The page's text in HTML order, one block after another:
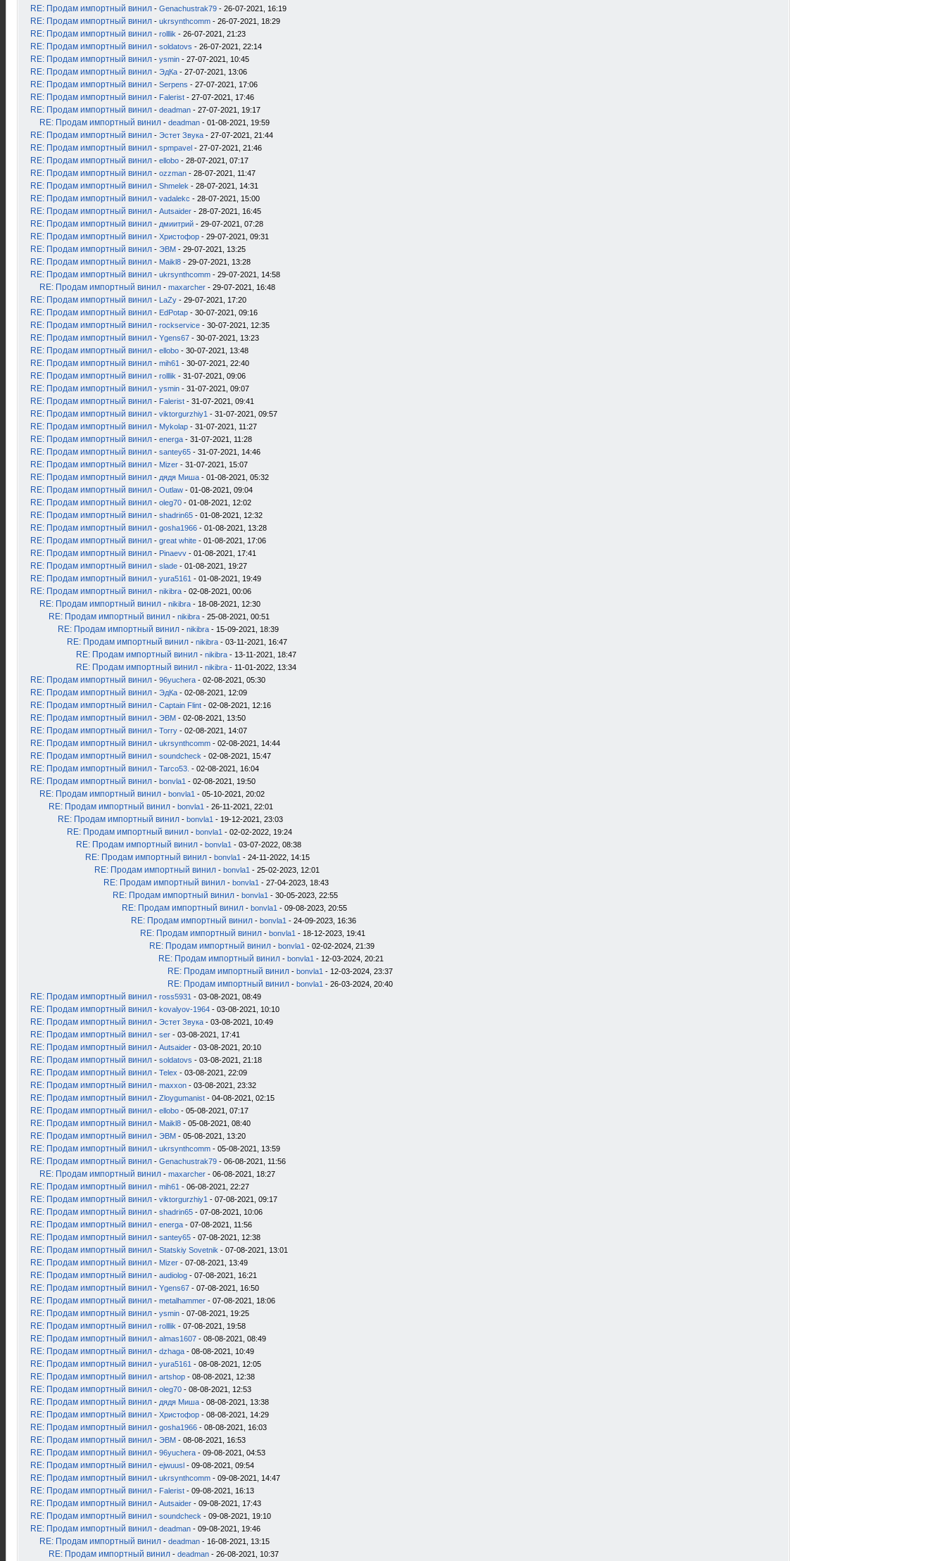
RE: Продам импортный винил - Genachustrak79 - 26-07-2021, 16:19
RE: Продам импортный винил - ukrsynthcomm - 26-07-2021, 18:29
RE: Продам импортный винил - rolllik - 26-07-2021, 21:23
RE: Продам импортный винил - soldatovs - 26-07-2021, 22:14
RE: Продам импортный винил - ysmin - 27-07-2021, 10:45
RE: Продам импортный винил - ЭдКа - 27-07-2021, 13:06
RE: Продам импортный винил - Serpens - 27-07-2021, 17:06
RE: Продам импортный винил - Falerist - 27-07-2021, 17:46
RE: Продам импортный винил - deadman - 27-07-2021, 19:17
RE: Продам импортный винил - deadman - 01-08-2021, 19:59
RE: Продам импортный винил - Эстет Звука - 27-07-2021, 21:44
RE: Продам импортный винил - spmpavel - 27-07-2021, 21:46
RE: Продам импортный винил - ellobo - 28-07-2021, 07:17
RE: Продам импортный винил - ozzman - 28-07-2021, 11:47
RE: Продам импортный винил - Shmelek - 28-07-2021, 14:31
RE: Продам импортный винил - vadalekc - 28-07-2021, 15:00
RE: Продам импортный винил - Autsaider - 28-07-2021, 16:45
RE: Продам импортный винил - дмиитрий - 29-07-2021, 07:28
RE: Продам импортный винил - Христофор - 29-07-2021, 09:31
RE: Продам импортный винил - ЭВМ - 29-07-2021, 13:25
RE: Продам импортный винил - Maikl8 - 29-07-2021, 13:28
RE: Продам импортный винил - ukrsynthcomm - 29-07-2021, 14:58
RE: Продам импортный винил - maxarcher - 29-07-2021, 16:48
RE: Продам импортный винил - LaZy - 29-07-2021, 17:20
RE: Продам импортный винил - EdPotap - 30-07-2021, 09:16
RE: Продам импортный винил - rockservice - 30-07-2021, 12:35
RE: Продам импортный винил - Ygens67 - 30-07-2021, 13:23
RE: Продам импортный винил - ellobo - 30-07-2021, 13:48
RE: Продам импортный винил - mih61 - 30-07-2021, 22:40
RE: Продам импортный винил - rolllik - 31-07-2021, 09:06
RE: Продам импортный винил - ysmin - 31-07-2021, 09:07
RE: Продам импортный винил - Falerist - 31-07-2021, 09:41
RE: Продам импортный винил - viktorgurzhiy1 - 31-07-2021, 09:57
RE: Продам импортный винил - Mykolap - 31-07-2021, 11:27
RE: Продам импортный винил - energa - 31-07-2021, 11:28
RE: Продам импортный винил - santey65 - 31-07-2021, 14:46
RE: Продам импортный винил - Mizer - 31-07-2021, 15:07
RE: Продам импортный винил - дядя Миша - 01-08-2021, 05:32
RE: Продам импортный винил - Outlaw - 01-08-2021, 09:04
RE: Продам импортный винил - oleg70 - 01-08-2021, 12:02
RE: Продам импортный винил - shadrin65 - 01-08-2021, 12:32
RE: Продам импортный винил - gosha1966 - 01-08-2021, 13:28
RE: Продам импортный винил - great white - 01-08-2021, 17:06
RE: Продам импортный винил - Pinaevv - 01-08-2021, 17:41
RE: Продам импортный винил - slade - 01-08-2021, 19:27
RE: Продам импортный винил - yura5161 - 01-08-2021, 19:49
RE: Продам импортный винил - nikibra - 02-08-2021, 00:06
RE: Продам импортный винил - nikibra - 18-08-2021, 12:30
RE: Продам импортный винил - nikibra - 25-08-2021, 00:51
RE: Продам импортный винил - nikibra - 15-09-2021, 18:39
RE: Продам импортный винил - nikibra - 03-11-2021, 16:47
RE: Продам импортный винил - nikibra - 13-11-2021, 18:47
RE: Продам импортный винил - nikibra - 11-01-2022, 13:34
RE: Продам импортный винил - 96yuchera - 02-08-2021, 05:30
RE: Продам импортный винил - ЭдКа - 02-08-2021, 12:09
RE: Продам импортный винил - Captain Flint - 02-08-2021, 12:16
RE: Продам импортный винил - ЭВМ - 02-08-2021, 13:50
RE: Продам импортный винил - Torry - 02-08-2021, 14:07
RE: Продам импортный винил - ukrsynthcomm - 02-08-2021, 14:44
RE: Продам импортный винил - soundcheck - 02-08-2021, 15:47
RE: Продам импортный винил - Tarco53. - 02-08-2021, 16:04
RE: Продам импортный винил - bonvla1 - 02-08-2021, 19:50
RE: Продам импортный винил - bonvla1 - 05-10-2021, 20:02
RE: Продам импортный винил - bonvla1 - 26-11-2021, 22:01
RE: Продам импортный винил - bonvla1 - 19-12-2021, 23:03
RE: Продам импортный винил - bonvla1 - 02-02-2022, 19:24
RE: Продам импортный винил - bonvla1 - 03-07-2022, 08:38
RE: Продам импортный винил - bonvla1 - 24-11-2022, 14:15
RE: Продам импортный винил - bonvla1 - 25-02-2023, 12:01
RE: Продам импортный винил - bonvla1 - 27-04-2023, 18:43
RE: Продам импортный винил - bonvla1 - 30-05-2023, 22:55
RE: Продам импортный винил - bonvla1 - 09-08-2023, 20:55
RE: Продам импортный винил - bonvla1 - 24-09-2023, 16:36
RE: Продам импортный винил - bonvla1 - 18-12-2023, 19:41
RE: Продам импортный винил - bonvla1 - 02-02-2024, 21:39
RE: Продам импортный винил - bonvla1 - 12-03-2024, 20:21
RE: Продам импортный винил - bonvla1 - 12-03-2024, 23:37
RE: Продам импортный винил - bonvla1 - 26-03-2024, 20:40
RE: Продам импортный винил - ross5931 - 03-08-2021, 08:49
RE: Продам импортный винил - kovalyov-1964 - 03-08-2021, 10:10
RE: Продам импортный винил - Эстет Звука - 03-08-2021, 10:49
RE: Продам импортный винил - ser - 03-08-2021, 17:41
RE: Продам импортный винил - Autsaider - 03-08-2021, 20:10
RE: Продам импортный винил - soldatovs - 03-08-2021, 21:18
RE: Продам импортный винил - Telex - 03-08-2021, 22:09
RE: Продам импортный винил - maxxon - 03-08-2021, 23:32
RE: Продам импортный винил - Zloygumanist - 04-08-2021, 02:15
RE: Продам импортный винил - ellobo - 05-08-2021, 07:17
RE: Продам импортный винил - Maikl8 - 05-08-2021, 08:40
RE: Продам импортный винил - ЭВМ - 05-08-2021, 13:20
RE: Продам импортный винил - ukrsynthcomm - 05-08-2021, 13:59
RE: Продам импортный винил - Genachustrak79 - 06-08-2021, 11:56
RE: Продам импортный винил - maxarcher - 06-08-2021, 18:27
RE: Продам импортный винил - mih61 - 06-08-2021, 22:27
RE: Продам импортный винил - viktorgurzhiy1 - 07-08-2021, 09:17
RE: Продам импортный винил - shadrin65 - 07-08-2021, 10:06
RE: Продам импортный винил - energa - 07-08-2021, 11:56
RE: Продам импортный винил - santey65 - 07-08-2021, 12:38
RE: Продам импортный винил - Statskiy Sovetnik - 07-08-2021, 13:01
RE: Продам импортный винил - Mizer - 07-08-2021, 13:49
RE: Продам импортный винил - audiolog - 07-08-2021, 16:21
RE: Продам импортный винил - Ygens67 - 07-08-2021, 16:50
RE: Продам импортный винил - metalhammer - 07-08-2021, 18:06
RE: Продам импортный винил - ysmin - 07-08-2021, 19:25
RE: Продам импортный винил - rolllik - 07-08-2021, 19:58
RE: Продам импортный винил - almas1607 - 08-08-2021, 08:49
RE: Продам импортный винил - dzhaga - 08-08-2021, 10:49
RE: Продам импортный винил - yura5161 - 08-08-2021, 12:05
RE: Продам импортный винил - artshop - 08-08-2021, 12:38
RE: Продам импортный винил - oleg70 - 08-08-2021, 12:53
RE: Продам импортный винил - дядя Миша - 08-08-2021, 13:38
RE: Продам импортный винил - Христофор - 08-08-2021, 14:29
RE: Продам импортный винил - gosha1966 - 08-08-2021, 16:03
RE: Продам импортный винил - ЭВМ - 08-08-2021, 16:53
RE: Продам импортный винил - 96yuchera - 09-08-2021, 04:53
RE: Продам импортный винил - ejwuusl - 09-08-2021, 09:54
RE: Продам импортный винил - ukrsynthcomm - 09-08-2021, 14:47
RE: Продам импортный винил - Falerist - 09-08-2021, 16:13
RE: Продам импортный винил - Autsaider - 09-08-2021, 17:43
RE: Продам импортный винил - soundcheck - 09-08-2021, 19:10
RE: Продам импортный винил - deadman - 09-08-2021, 19:46
RE: Продам импортный винил - deadman - 16-08-2021, 13:15
RE: Продам импортный винил - deadman - 26-08-2021, 10:37